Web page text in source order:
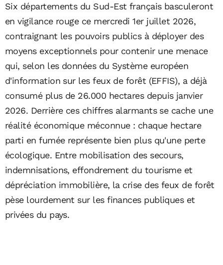
Six départements du Sud-Est français basculeront
en vigilance rouge ce mercredi 1er juillet 2026,
contraignant les pouvoirs publics à déployer des
moyens exceptionnels pour contenir une menace
qui, selon les données du Système européen
d'information sur les feux de forêt (EFFIS), a déjà
consumé plus de 26.000 hectares depuis janvier
2026. Derrière ces chiffres alarmants se cache une
réalité économique méconnue : chaque hectare
parti en fumée représente bien plus qu'une perte
écologique. Entre mobilisation des secours,
indemnisations, effondrement du tourisme et
dépréciation immobilière, la crise des feux de forêt
pèse lourdement sur les finances publiques et
privées du pays.